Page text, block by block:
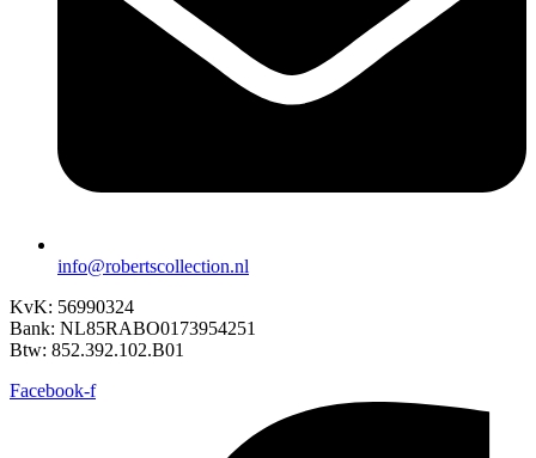
info@robertscollection.nl
KvK: 56990324
Bank: NL85RABO0173954251
Btw: 852.392.102.B01
Facebook-f